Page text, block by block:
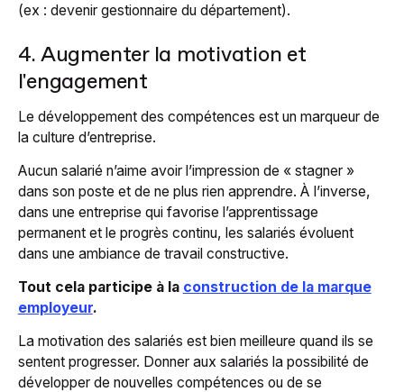
(ex : devenir gestionnaire du département).
4. Augmenter la motivation et
l'engagement
Le développement des compétences est un marqueur de
la culture d’entreprise.
Aucun salarié n’aime avoir l’impression de « stagner »
dans son poste et de ne plus rien apprendre. À l’inverse,
dans une entreprise qui favorise l’apprentissage
permanent et le progrès continu, les salariés évoluent
dans une ambiance de travail constructive.
Tout cela participe à la construction de la marque
employeur.
La motivation des salariés est bien meilleure quand ils se
sentent progresser. Donner aux salariés la possibilité de
développer de nouvelles compétences ou de se